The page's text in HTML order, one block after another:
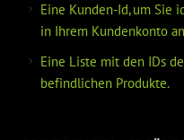
Eine Kunden-Id, um Sie
in Ihrem Kundenkonto
Eine Liste mit den IDs
befindlichen Produkte.